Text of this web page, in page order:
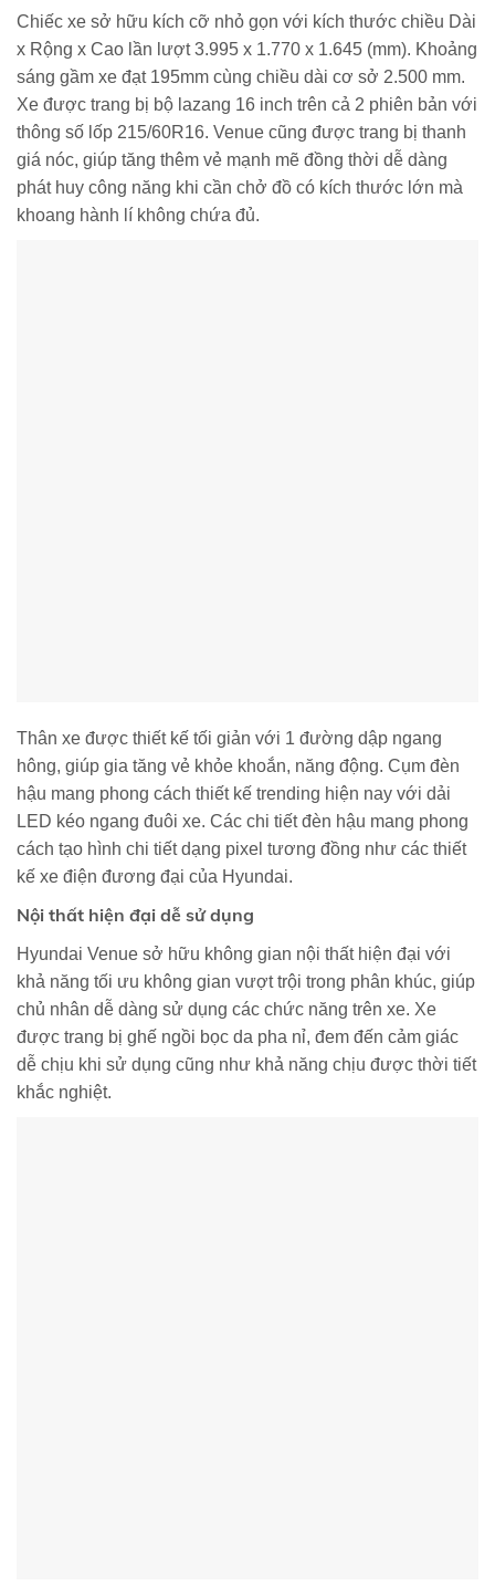
Chiếc xe sở hữu kích cỡ nhỏ gọn với kích thước chiều Dài
x Rộng x Cao lần lượt 3.995 x 1.770 x 1.645 (mm). Khoảng
sáng gầm xe đạt 195mm cùng chiều dài cơ sở 2.500 mm.
Xe được trang bị bộ lazang 16 inch trên cả 2 phiên bản với
thông số lốp 215/60R16. Venue cũng được trang bị thanh
giá nóc, giúp tăng thêm vẻ mạnh mẽ đồng thời dễ dàng
phát huy công năng khi cần chở đồ có kích thước lớn mà
khoang hành lí không chứa đủ.
Thân xe được thiết kế tối giản với 1 đường dập ngang
hông, giúp gia tăng vẻ khỏe khoắn, năng động. Cụm đèn
hậu mang phong cách thiết kế trending hiện nay với dải
LED kéo ngang đuôi xe. Các chi tiết đèn hậu mang phong
cách tạo hình chi tiết dạng pixel tương đồng như các thiết
kế xe điện đương đại của Hyundai.
Nội thất hiện đại dễ sử dụng
Hyundai Venue sở hữu không gian nội thất hiện đại với
khả năng tối ưu không gian vượt trội trong phân khúc, giúp
chủ nhân dễ dàng sử dụng các chức năng trên xe. Xe
được trang bị ghế ngồi bọc da pha nỉ, đem đến cảm giác
dễ chịu khi sử dụng cũng như khả năng chịu được thời tiết
khắc nghiệt.